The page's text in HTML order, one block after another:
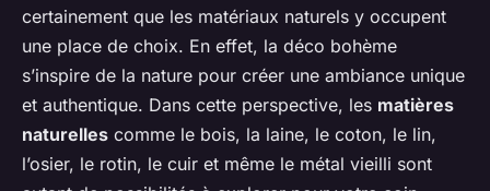
certainement que les matériaux naturels y occupent
une place de choix. En effet, la déco bohème
s’inspire de la nature pour créer une ambiance unique
et authentique. Dans cette perspective, les matières
naturelles comme le bois, la laine, le coton, le lin,
l’osier, le rotin, le cuir et même le métal vieilli sont